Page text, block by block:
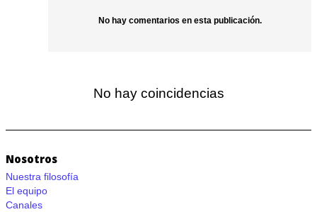
No hay comentarios en esta publicación.
No hay coincidencias
Nosotros
Nuestra filosofía
El equipo
Canales